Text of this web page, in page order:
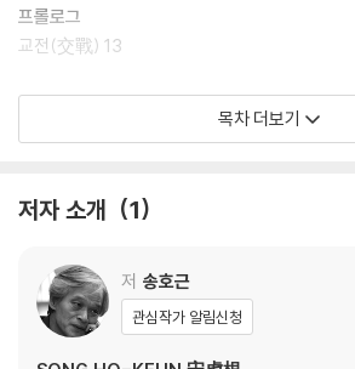
프롤로그
교전(交戰) 13
1부 운명의 문(門)
방황(彷徨) 93
결행(決行) 145
2부 혁명의 전선
목차 더보기
저자 소개 1
저 송호근
관심작가 알림신청